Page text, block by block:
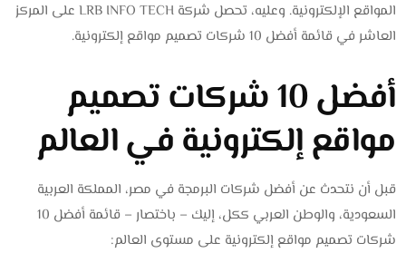
المواقع الإلكترونية. وعليه، تحصل شركة LRB INFO TECH على المركز
العاشر في قائمة أفضل 10 شركات تصميم مواقع إلكترونية.
أفضل 10 شركات تصميم
مواقع إلكترونية في العالم
قبل أن نتحدث عن أفضل شركات البرمجة في مصر، المملكة العربية
السعودية، والوطن العربي ككل، إليك – باختصار – قائمة أفضل 10
شركات تصميم مواقع إلكترونية على مستوى العالم: